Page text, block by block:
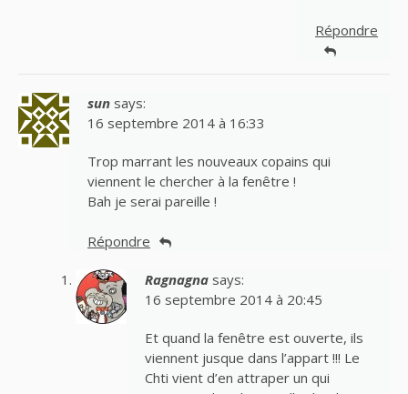
Répondre
sun says:
16 septembre 2014 à 16:33
Trop marrant les nouveaux copains qui
viennent le chercher à la fenêtre !
Bah je serai pareille !
Répondre
Ragnagna says:
16 septembre 2014 à 20:45
Et quand la fenêtre est ouverte, ils
viennent jusque dans l’appart !!! Le
Chti vient d’en attraper un qui